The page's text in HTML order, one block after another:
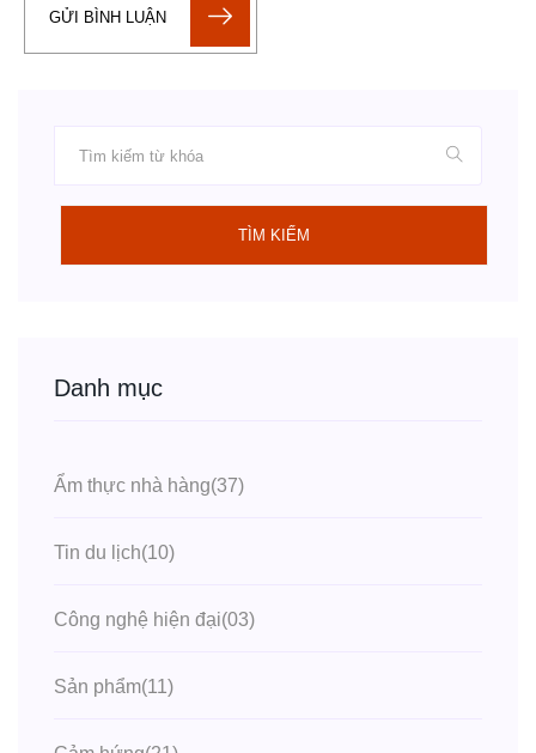
GỬI BÌNH LUẬN
TÌM KIẾM
Danh mục
Ẩm thực nhà hàng(37)
Tin du lịch(10)
Công nghệ hiện đại(03)
Sản phẩm(11)